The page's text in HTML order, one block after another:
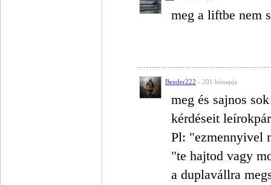
meg a liftbe nem
Bender222 - 201 hónapja
meg és sajnos
kérdéseit
Pl: "ezmennyivel
"te hajtod vagy
a duplavállra